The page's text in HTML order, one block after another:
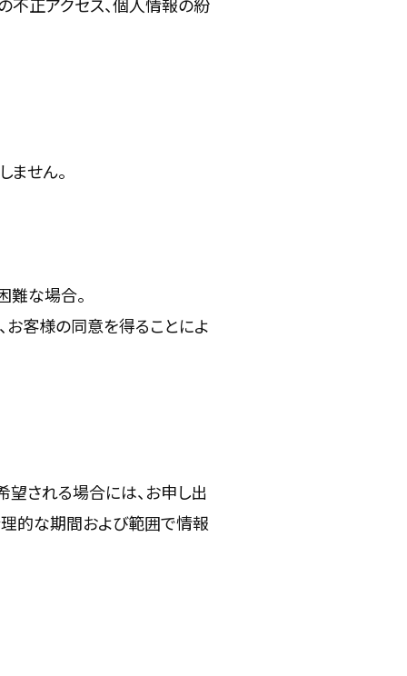
不正アクセス、個人情報の紛
せん。
難な場合。
客様の同意を得ることによ
される場合には、お申し出
理的な期間および範囲で情報